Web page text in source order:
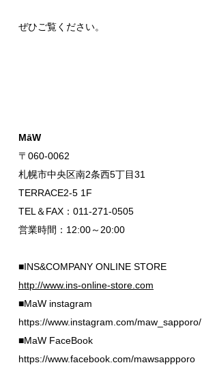
ぜひご覧ください。
MāW
〒060-0062
札幌市中央区南2条西5丁目31
TERRACE2-5 1F
TEL＆FAX：011-271-0505
営業時間：12:00～20:00
■INS&COMPANY ONLINE STORE
http://www.ins-online-store.com
■MaW instagram
https://www.instagram.com/maw_sapporo/
■MaW FaceBook
https://www.facebook.com/mawsappporo